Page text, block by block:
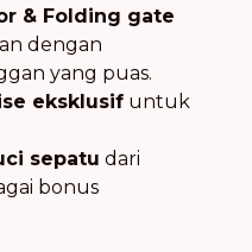
& Folding gate
dengan
yang puas.
eksklusif untuk
sepatu dari
bonus